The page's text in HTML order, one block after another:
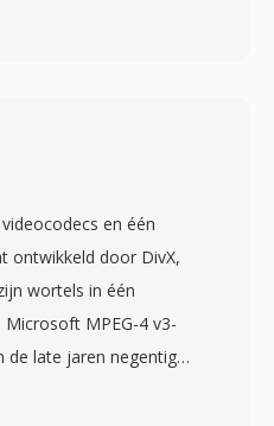
specifieke
2 werd de
digitale televisie
door DVB-, ATSC-
het dient als
en één
ontwikkeld door DivX,
wortels in één
MPEG-4 v3-
de late jaren negentig,
werd gelanceerd